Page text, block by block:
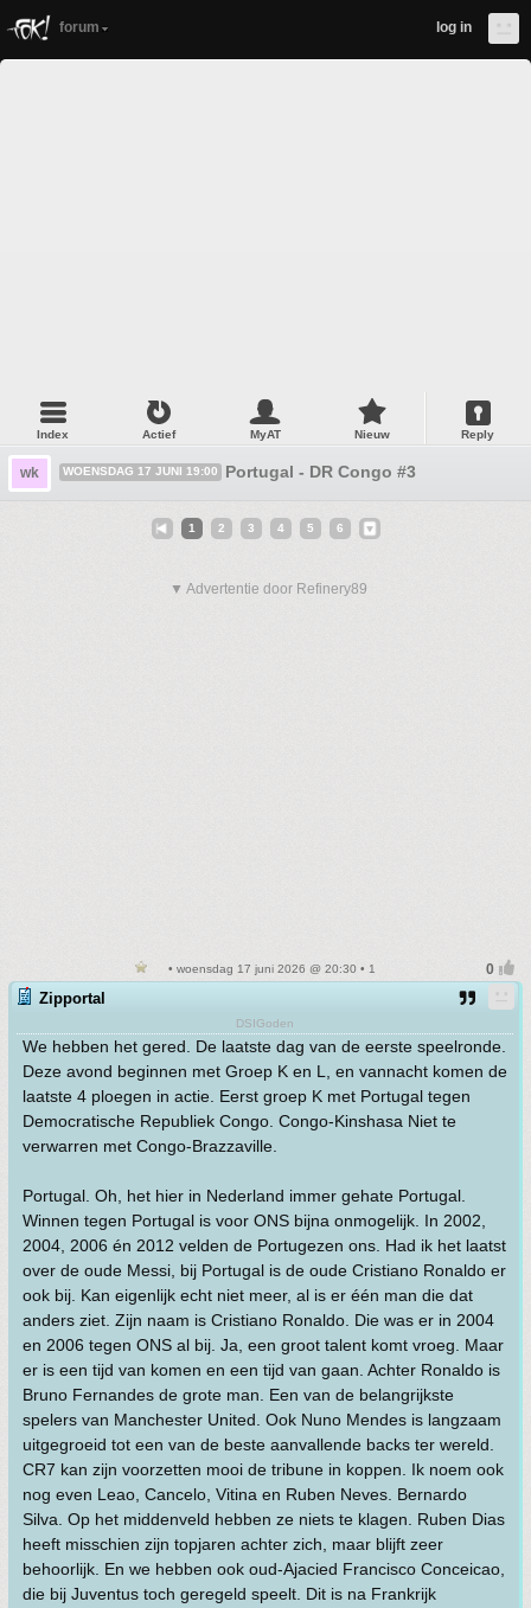
forum log in
Index Actief MyAT Nieuw Reply
wk WOENSDAG 17 JUNI 19:00 Portugal - DR Congo #3
1 2 3 4 5 6
▼ Advertentie door Refinery89
• woensdag 17 juni 2026 @ 20:30 • 1
Zipportal
DSIGoden
We hebben het gered. De laatste dag van de eerste speelronde.
Deze avond beginnen met Groep K en L, en vannacht komen de
laatste 4 ploegen in actie. Eerst groep K met Portugal tegen
Democratische Republiek Congo. Congo-Kinshasa Niet te
verwarren met Congo-Brazzaville.
Portugal. Oh, het hier in Nederland immer gehate Portugal.
Winnen tegen Portugal is voor ONS bijna onmogelijk. In 2002,
2004, 2006 én 2012 velden de Portugezen ons. Had ik het laatst
over de oude Messi, bij Portugal is de oude Cristiano Ronaldo er
ook bij. Kan eigenlijk echt niet meer, al is er één man die dat
anders ziet. Zijn naam is Cristiano Ronaldo. Die was er in 2004
en 2006 tegen ONS al bij. Ja, een groot talent komt vroeg. Maar
er is een tijd van komen en een tijd van gaan. Achter Ronaldo is
Bruno Fernandes de grote man. Een van de belangrijkste
spelers van Manchester United. Ook Nuno Mendes is langzaam
uitgegroeid tot een van de beste aanvallende backs ter wereld.
CR7 kan zijn voorzetten mooi de tribune in koppen. Ik noem ook
nog even Leao, Cancelo, Vitina en Ruben Neves. Bernardo
Silva. Op het middenveld hebben ze niets te klagen. Ruben Dias
heeft misschien zijn topjaren achter zich, maar blijft zeer
behoorlijk. En we hebben ook oud-Ajacied Francisco Conceicao,
die bij Juventus toch geregeld speelt. Dit is na Frankrijk